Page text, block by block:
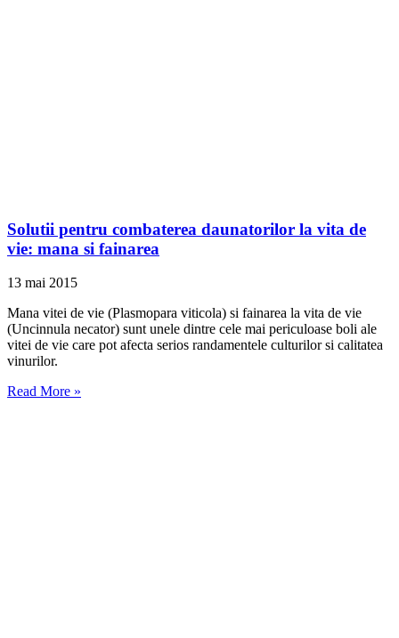
Solutii pentru combaterea daunatorilor la vita de
vie: mana si fainarea
13 mai 2015
Mana vitei de vie (Plasmopara viticola) si fainarea la vita de vie
(Uncinnula necator) sunt unele dintre cele mai periculoase boli ale
vitei de vie care pot afecta serios randamentele culturilor si calitatea
vinurilor.
Read More »